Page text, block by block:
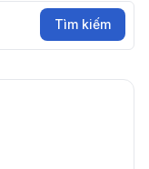
Tìm kiếm